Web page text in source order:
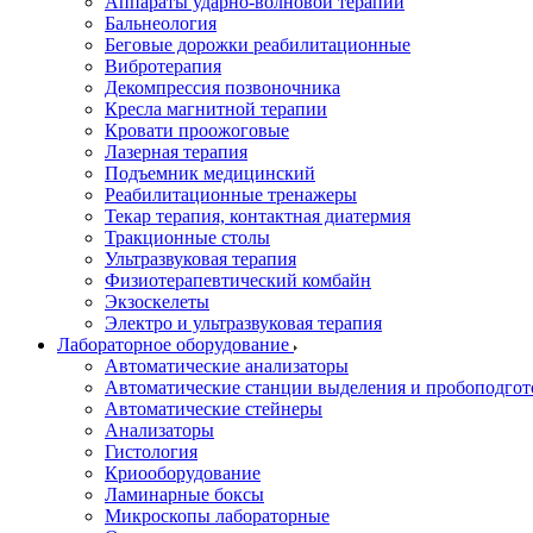
Бальнеология
Беговые дорожки реабилитационные
Вибротерапия
Декомпрессия позвоночника
Кресла магнитной терапии
Кровати проожоговые
Лазерная терапия
Подъемник медицинский
Реабилитационные тренажеры
Текар терапия, контактная диатермия
Тракционные столы
Ультразвуковая терапия
Физиотерапевтический комбайн
Экзоскелеты
Электро и ультразвуковая терапия
Лабораторное оборудование
Автоматические анализаторы
Автоматические станции выделения и
Автоматические стейнеры
Анализаторы
Гистология
Криооборудование
Ламинарные боксы
Микроскопы лабораторные